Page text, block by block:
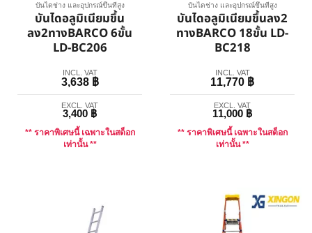
บันไดช่าง และอุปกรณ์ขึ้นที่สูง
บันไดอลูมิเนียมขึ้น
ลง2ทางBARCO 6ขั้น
LD-BC206
INCL. VAT
3,638 ฿
EXCL. VAT
3,400 ฿
** ราคาพิเศษนี้ เฉพาะในสต็อก
เท่านั้น **
บันไดช่าง และอุปกรณ์ขึ้นที่สูง
บันไดอลูมิเนียมขึ้นลง2
ทางBARCO 18ขั้น LD-
BC218
INCL. VAT
11,770 ฿
EXCL. VAT
11,000 ฿
** ราคาพิเศษนี้ เฉพาะในสต็อก
เท่านั้น **